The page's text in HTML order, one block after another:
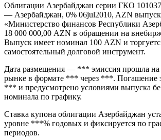
Облигации Азербайджан серии ГКО
— Азербайджан, 0% 06jul2010, AZN
«Министерство финансов Республики
18 000 000,00 AZN в обращении на
Выпуск имеет номинал 100 AZN и
самостоятельный долговой инструмент.
Дата размещения — *** эмиссия прошла
рынке в формате *** через ***. Погашение
*** и предусмотрено условиями выпуска
номинала по графику.
Ставка купона облигации Азербайджан
уровне ***% годовых и фиксируется по
периодов.